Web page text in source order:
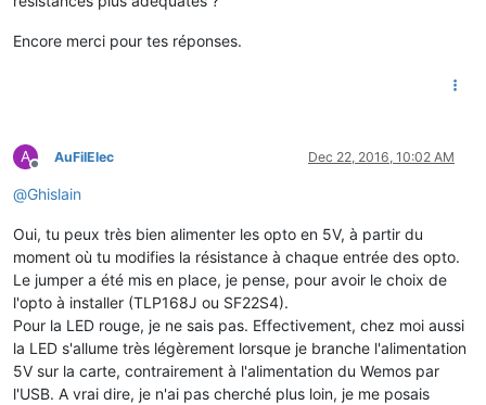
Encore merci pour tes réponses.
A
Offline
AuFilElec Dec 22, 2016, 10:02 AM
@Ghislain
Oui, tu peux très bien alimenter les opto en 5V, à partir du
moment où tu modifies la résistance à chaque entrée des opto.
Le jumper a été mis en place, je pense, pour avoir le choix de
l'opto à installer (TLP168J ou SF22S4).
Pour la LED rouge, je ne sais pas. Effectivement, chez moi aussi
la LED s'allume très légèrement lorsque je branche l'alimentation
5V sur la carte, contrairement à l'alimentation du Wemos par
l'USB. A vrai dire, je n'ai pas cherché plus loin, je me posais